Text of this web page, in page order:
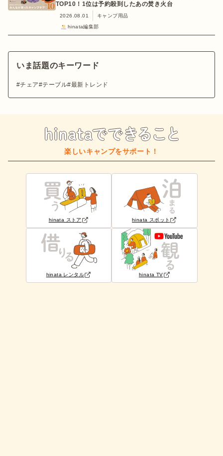
TOP10！1位は予約殺到したあの焚き火台
2026.08.01
キャンプ用品
hinata編集部
いま話題のキーワード
チェア テーブル 最新トレンド
楽しいキャンプをサポート！
hinata ストア hinata スポット
hinata レンタル hinata TV